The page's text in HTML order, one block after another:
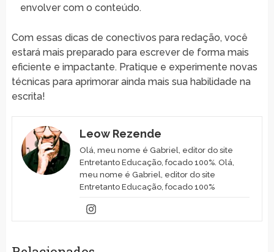
envolver com o conteúdo.
Com essas dicas de conectivos para redação, você
estará mais preparado para escrever de forma mais
eficiente e impactante. Pratique e experimente novas
técnicas para aprimorar ainda mais sua habilidade na
escrita!
Leow Rezende
Olá, meu nome é Gabriel, editor do site
Entretanto Educação, focado 100%. Olá,
meu nome é Gabriel, editor do site
Entretanto Educação, focado 100%